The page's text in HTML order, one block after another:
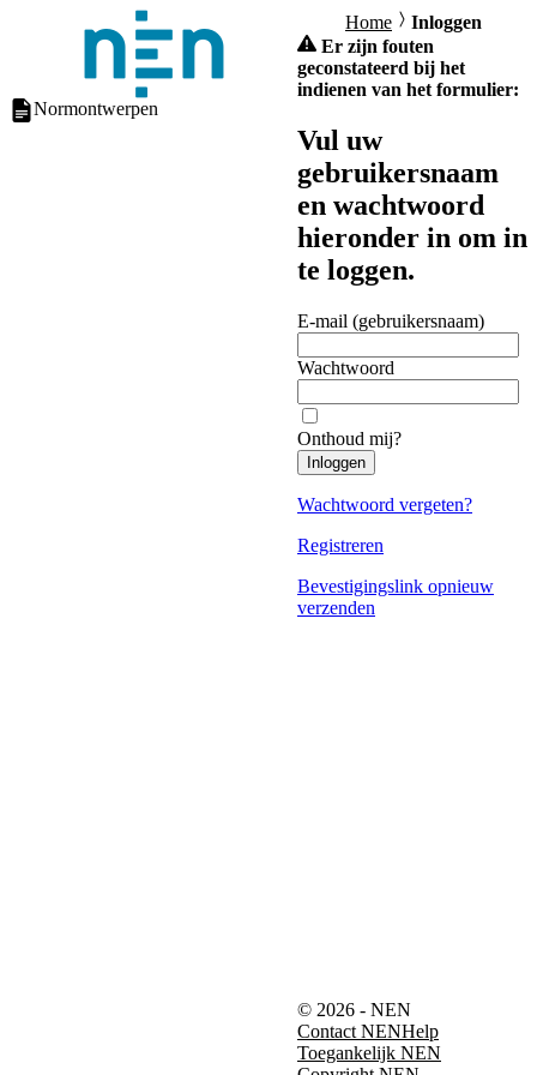
Normontwerpen
Home
Inloggen
Er zijn fouten
geconstateerd bij het
indienen van het formulier:
Vul uw
gebruikersnaam
en wachtwoord
hieronder in om in
te loggen.
E-mail (gebruikersnaam)
Wachtwoord
Onthoud mij?
Inloggen
Wachtwoord vergeten?
Registreren
Bevestigingslink opnieuw
verzenden
© 2026 - NEN
Contact NENHelp
Toegankelijk NEN